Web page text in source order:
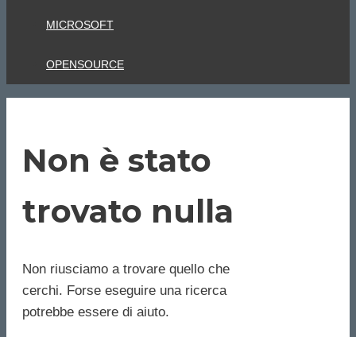
MICROSOFT
OPENSOURCE
Non è stato
trovato nulla
Non riusciamo a trovare quello che
cerchi. Forse eseguire una ricerca
potrebbe essere di aiuto.